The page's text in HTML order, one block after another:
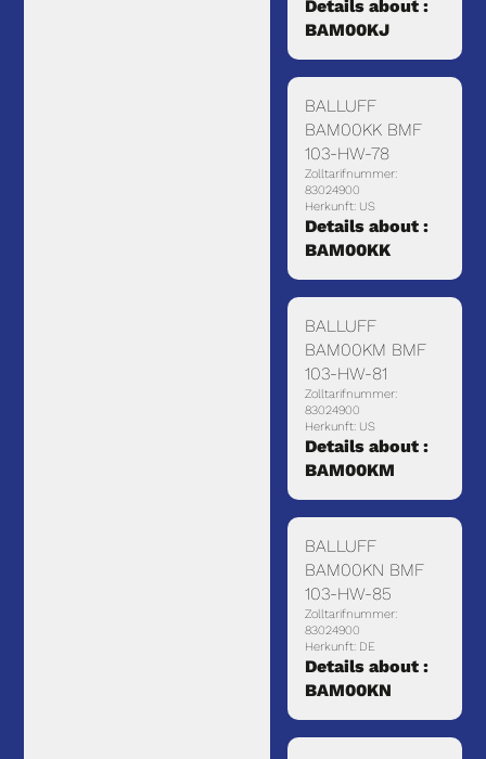
Details about :
BAM00KJ
BALLUFF
BAM00KK BMF
103-HW-78
Zolltarifnummer:
83024900
Herkunft: US
Details about :
BAM00KK
BALLUFF
BAM00KM BMF
103-HW-81
Zolltarifnummer:
83024900
Herkunft: US
Details about :
BAM00KM
BALLUFF
BAM00KN BMF
103-HW-85
Zolltarifnummer:
83024900
Herkunft: DE
Details about :
BAM00KN